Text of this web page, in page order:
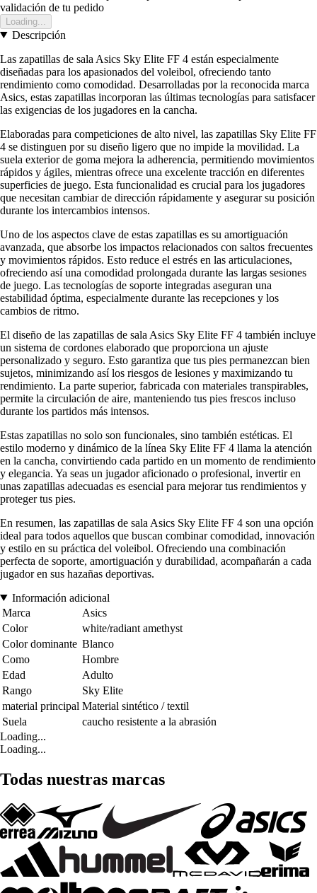
validación de tu pedido
Loading...
Descripción
Las zapatillas de sala Asics Sky Elite FF 4 están especialmente
diseñadas para los apasionados del voleibol, ofreciendo tanto
rendimiento como comodidad. Desarrolladas por la reconocida marca
Asics, estas zapatillas incorporan las últimas tecnologías para satisfacer
las exigencias de los jugadores en la cancha.
Elaboradas para competiciones de alto nivel, las zapatillas Sky Elite FF
4 se distinguen por su diseño ligero que no impide la movilidad. La
suela exterior de goma mejora la adherencia, permitiendo movimientos
rápidos y ágiles, mientras ofrece una excelente tracción en diferentes
superficies de juego. Esta funcionalidad es crucial para los jugadores
que necesitan cambiar de dirección rápidamente y asegurar su posición
durante los intercambios intensos.
Uno de los aspectos clave de estas zapatillas es su amortiguación
avanzada, que absorbe los impactos relacionados con saltos frecuentes
y movimientos rápidos. Esto reduce el estrés en las articulaciones,
ofreciendo así una comodidad prolongada durante las largas sesiones
de juego. Las tecnologías de soporte integradas aseguran una
estabilidad óptima, especialmente durante las recepciones y los
cambios de ritmo.
El diseño de las zapatillas de sala Asics Sky Elite FF 4 también incluye
un sistema de cordones elaborado que proporciona un ajuste
personalizado y seguro. Esto garantiza que tus pies permanezcan bien
sujetos, minimizando así los riesgos de lesiones y maximizando tu
rendimiento. La parte superior, fabricada con materiales transpirables,
permite la circulación de aire, manteniendo tus pies frescos incluso
durante los partidos más intensos.
Estas zapatillas no solo son funcionales, sino también estéticas. El
estilo moderno y dinámico de la línea Sky Elite FF 4 llama la atención
en la cancha, convirtiendo cada partido en un momento de rendimiento
y elegancia. Ya seas un jugador aficionado o profesional, invertir en
unas zapatillas adecuadas es esencial para mejorar tus rendimientos y
proteger tus pies.
En resumen, las zapatillas de sala Asics Sky Elite FF 4 son una opción
ideal para todos aquellos que buscan combinar comodidad, innovación
y estilo en su práctica del voleibol. Ofreciendo una combinación
perfecta de soporte, amortiguación y durabilidad, acompañarán a cada
jugador en sus hazañas deportivas.
Información adicional
Marca
Asics
Color
white/radiant amethyst
Color dominante Blanco
Como
Hombre
Edad
Adulto
Rango
Sky Elite
material principal Material sintético / textil
Suela
caucho resistente a la abrasión
Loading...
Loading...
Todas nuestras marcas